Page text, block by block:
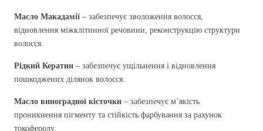
Масло Макадамії – забезпечує зволоження волосся,
відновлення міжклітинної речовини, реконструкцію структури
волосся.
Рідкий Кератин – забезпечує ущільнення і відновлення
пошкоджених ділянок волосся.
Масло виноградної кісточки – забезпечує м’якість
проникнення пігменту та стійкість фарбування за рахунок
токоферолу.